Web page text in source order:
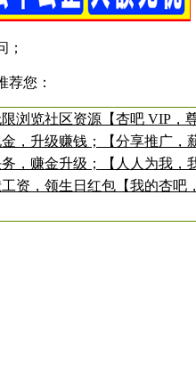
；
荐您：
浏览社区资源【杏吧 VIP，
，升级赚钱；【分享推广，
，赚金升级；【人人为我，
资，领生日红包【我的杏吧